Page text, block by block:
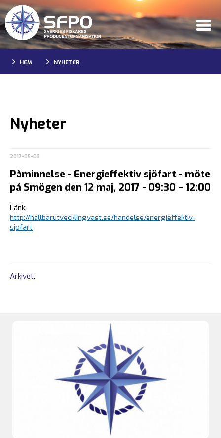
HEM NYHETER
Nyheter
2017-05-08
Påminnelse - Energieffektiv sjöfart - möte
på Smögen den 12 maj, 2017 - 09:30 – 12:00
Länk:
http://hallbarutvecklingvast.se/handelse/energieffektiv-
sjofart
Arkivet.